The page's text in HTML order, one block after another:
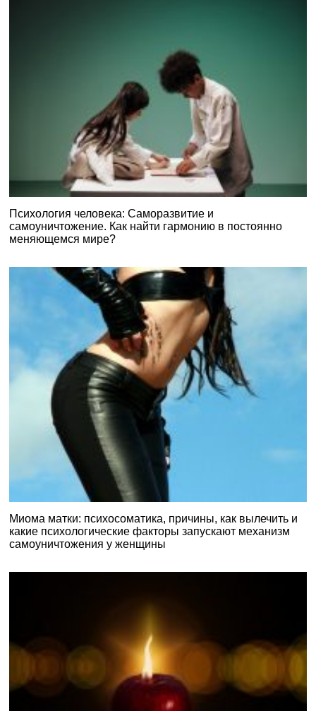
Психология человека: Саморазвитие и
самоуничтожение. Как найти гармонию в постоянно
меняющемся мире?
Миома матки: психосоматика, причины, как вылечить и
какие психологические факторы запускают механизм
самоуничтожения у женщины